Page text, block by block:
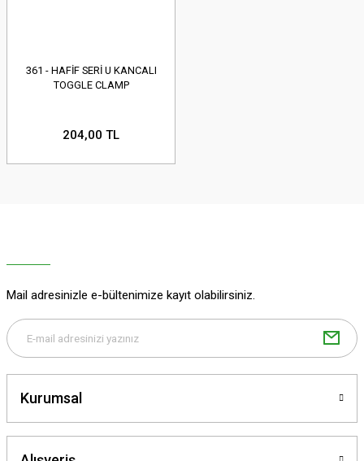
361 - HAFİF SERİ U KANCALI
TOGGLE CLAMP
204,00 TL
Mail adresinizle e-bültenimize kayıt olabilirsiniz.
Kurumsal